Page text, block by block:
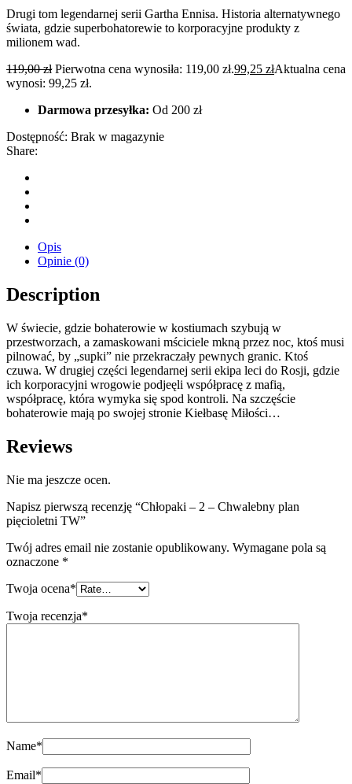
Drugi tom legendarnej serii Gartha Ennisa. Historia alternatywnego
świata, gdzie superbohatorewie to korporacyjne produkty z
milionem wad.
119,00zł Pierwotna cena wynosiła: 119,00 zł.99,25 złAktualna cena
wynosi: 99,25 zł.
Darmowa przesyłka: Od 200 zł
Dostępność: Brak w magazynie
Share:
Opis
Opinie (0)
Description
W świecie, gdzie bohaterowie w kostiumach szybują w
przestworzach, a zamaskowani mściciele mkną przez noc, ktoś musi
pilnować, by „supki” nie przekraczały pewnych granic. Ktoś
czuwa. W drugiej części legendarnej serii ekipa leci do Rosji, gdzie
ich korporacyjni wrogowie podjeęli współpracę z mafią,
współpracę, która wymyka się spod kontroli. Na szczęście
bohaterowie mają po swojej stronie Kiełbasę Miłości…
Reviews
Nie ma jeszcze ocen.
Napisz pierwszą recenzję “Chłopaki – 2 – Chwalebny plan
pięcioletni TW”
Twój adres email nie zostanie opublikowany. Wymagane pola są
oznaczone *
Twoja ocena*
Twoja recenzja*
Name*
Email*